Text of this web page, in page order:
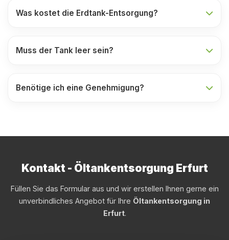
Was kostet die Erdtank-Entsorgung?
Muss der Tank leer sein?
Benötige ich eine Genehmigung?
Kontakt - Öltankentsorgung Erfurt
Füllen Sie das Formular aus und wir erstellen Ihnen gerne ein
unverbindliches Angebot für Ihre Öltankentsorgung in
Erfurt.